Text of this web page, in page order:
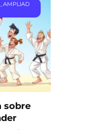
sobre